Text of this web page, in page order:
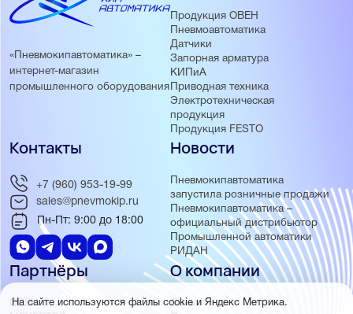
«Пневмокипавтоматика» –
интернет-магазин
промышленного оборудования
Продукция ОВЕН
Пневмоавтоматика
Датчики
Запорная арматура
КИПиА
Приводная техника
Электротехническая
продукция
Продукция FESTO
Новости
Пневмокипавтоматика
запустила розничные продажи
Пневмокипавтоматика –
официальный дистрибьютор
Промышленной автоматики
РИДАН
Партнёры
ОВЕН
О компании
О нас
Контакты
+7 (960) 953-19-99
sales@pnevmokip.ru
Пн-Пт: 9:00 до 18:00
На сайте используются файлы cookie и Яндекс Метрика.